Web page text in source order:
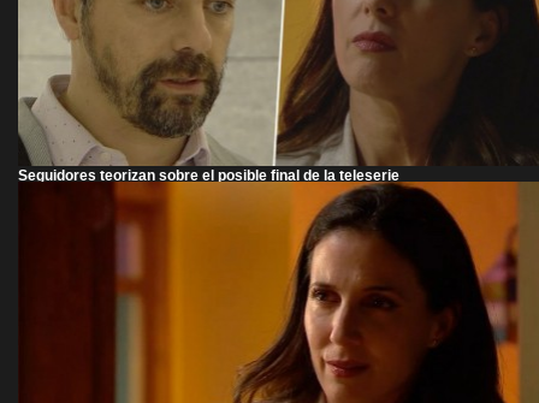
Seguidores teorizan sobre el posible final de la teleserie